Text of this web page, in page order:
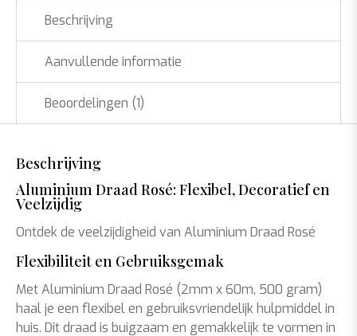
Beschrijving
Aanvullende informatie
Beoordelingen (1)
Beschrijving
Aluminium Draad Rosé: Flexibel, Decoratief en
Veelzijdig
Ontdek de veelzijdigheid van Aluminium Draad Rosé
Flexibiliteit en Gebruiksgemak
Met Aluminium Draad Rosé (2mm x 60m, 500 gram)
haal je een flexibel en gebruiksvriendelijk hulpmiddel in
huis. Dit draad is buigzaam en gemakkelijk te vormen in